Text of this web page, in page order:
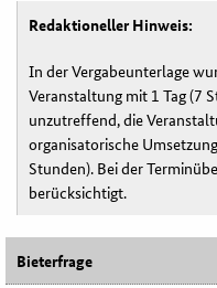
Redaktioneller Hinweis:
In der Vergabeunterlage
Veranstaltung mit 1 Tag (7
unzutreffend, die
organisatorische
Stunden). Bei der
berücksichtigt.
Bieterfrage